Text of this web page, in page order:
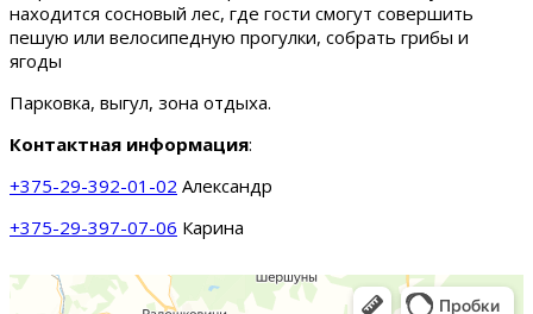
находится сосновый лес, где гости смогут совершить
пешую или велосипедную прогулки, собрать грибы и
ягоды
Парковка, выгул, зона отдыха.
Контактная информация:
+375-29-392-01-02 Александр
+375-29-397-07-06 Карина